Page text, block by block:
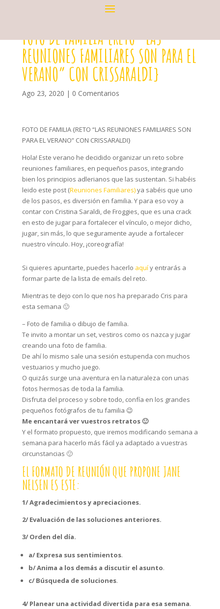
FOTO DE FAMILIA {RETO “LAS
REUNIONES FAMILIARES SON PARA EL
VERANO” CON CRISSARALDI}
Ago 23, 2020 | 0 Comentarios
FOTO DE FAMILIA {RETO “LAS REUNIONES FAMILIARES SON
PARA EL VERANO” CON CRISSARALDI}
Hola! Este verano he decidido organizar un reto sobre
reuniones familiares, en pequeños pasos, integrando
bien los principios adlerianos que las sustentan. Si habéis
leido este post (Reuniones Familiares)ya sabéis que uno
de los pasos, es diversión en familia. Y para eso voy a
contar con Cristina Saraldi, de Froggies, que es una crack
en esto de jugar para fortalecer el vínculo, o mejor dicho,
jugar, sin más, lo que seguramente ayude a fortalecer
nuestro vínculo. Hoy, ¡coreografía!
Si quieres apuntarte, puedes hacerlo aquíy entrarás a
formar parte de la lista de emails del reto.
Mientras te dejo con lo que nos ha preparado Cris para
esta semana 🙂
– Foto de familia o dibujo de familia.
Te invito a montar un set, vestiros como os nazca y jugar
creando una foto de familia.
De ahí lo mismo sale una sesión estupenda con muchos
vestuarios y mucho juego.
O quizás surge una aventura en la naturaleza con unas
fotos hermosas de toda la familia.
Disfruta del proceso y sobre todo, confía en los grandes
pequeños fotógrafos de tu familia 😉
Me encantará ver vuestros retratos 🙂
Y el formato propuesto, que iremos modificando semana a
semana para hacerlo más fácil ya adaptado a vuestras
circunstancias 🙂
EL FORMATO DE REUNIÓN QUE PROPONE JANE
NELSEN ES ESTE:
1/ Agradecimientos y apreciaciones.
2/ Evaluación de las soluciones anteriores.
3/ Orden del día.
a/ Expresa sus sentimientos.
b/ Anima a los demás a discutir el asunto.
c/ Búsqueda de soluciones.
4/ Planear una actividad divertida para esa semana.